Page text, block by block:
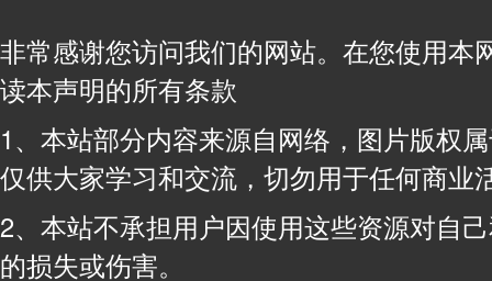
非常感谢您访问我们的网站。在您使用本
读本声明的所有条款
1、本站部分内容来源自网络，图片版权
仅供大家学习和交流，切勿用于任何商业
2、本站不承担用户因使用这些资源对自
的损失或伤害。